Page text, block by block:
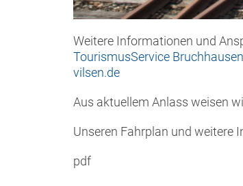
Weitere Informationen und
TourismusService
vilsen.de
Aus aktuellem Anlass weisen
Unseren Fahrplan und weitere
pdf